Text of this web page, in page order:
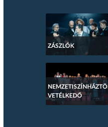
ZÁSZLÓK
VETÉLKEDŐ